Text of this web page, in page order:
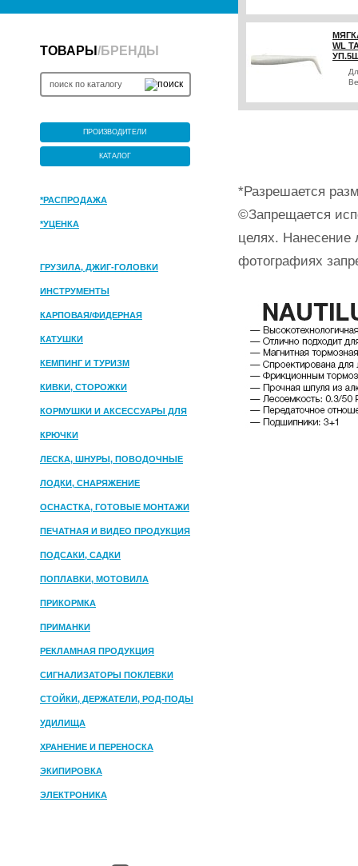
ТОВАРЫ /БРЕНДЫ
ПРОИЗВОДИТЕЛИ
КАТАЛОГ
*РАСПРОДАЖА
*УЦЕНКА
ГРУЗИЛА, ДЖИГ-ГОЛОВКИ
ИНСТРУМЕНТЫ
КАРПОВАЯ/ФИДЕРНАЯ
КАТУШКИ
КЕМПИНГ И ТУРИЗМ
КИВКИ, СТОРОЖКИ
КОРМУШКИ И АКСЕССУАРЫ ДЛЯ
ПРИКОРМКИ
КРЮЧКИ
ЛЕСКА, ШНУРЫ, ПОВОДОЧНЫЕ
МАТЕРИАЛЫ
ЛОДКИ, СНАРЯЖЕНИЕ
ОСНАСТКА, ГОТОВЫЕ МОНТАЖИ
ПЕЧАТНАЯ И ВИДЕО ПРОДУКЦИЯ
ПОДСАКИ, САДКИ
ПОПЛАВКИ, МОТОВИЛА
ПРИКОРМКА
ПРИМАНКИ
РЕКЛАМНАЯ ПРОДУКЦИЯ
СИГНАЛИЗАТОРЫ ПОКЛЕВКИ
СТОЙКИ, ДЕРЖАТЕЛИ, РОД-ПОДЫ
УДИЛИЩА
ХРАНЕНИЕ И ПЕРЕНОСКА
ЭКИПИРОВКА
ЭЛЕКТРОНИКА
WL
*Разрешается
©Запрещается
целях. Нанесение
фотографиях